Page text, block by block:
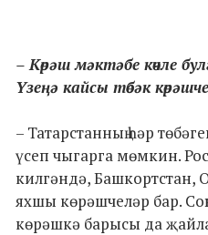
– Көрәш мәктәбе көчле
Үзеңә кайсы төбәк
– Татарстанның һәр
үсеп чыгарга мөмкин.
килгәндә, Башкортстан,
яхшы көрәшчеләр бар.
көрәшкә барысы да